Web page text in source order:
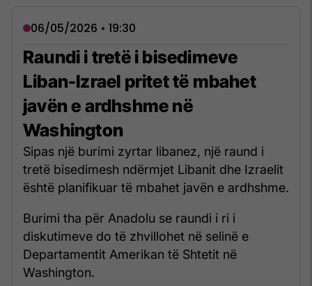
06/05/2026 • 19:30
Raundi i tretë i bisedimeve
Liban-Izrael pritet të mbahet
javën e ardhshme në
Washington
Sipas një burimi zyrtar libanez, një raund i
tretë bisedimesh ndërmjet Libanit dhe Izraelit
është planifikuar të mbahet javën e ardhshme.
Burimi tha për Anadolu se raundi i ri i
diskutimeve do të zhvillohet në selinë e
Departamentit Amerikan të Shtetit në
Washington.